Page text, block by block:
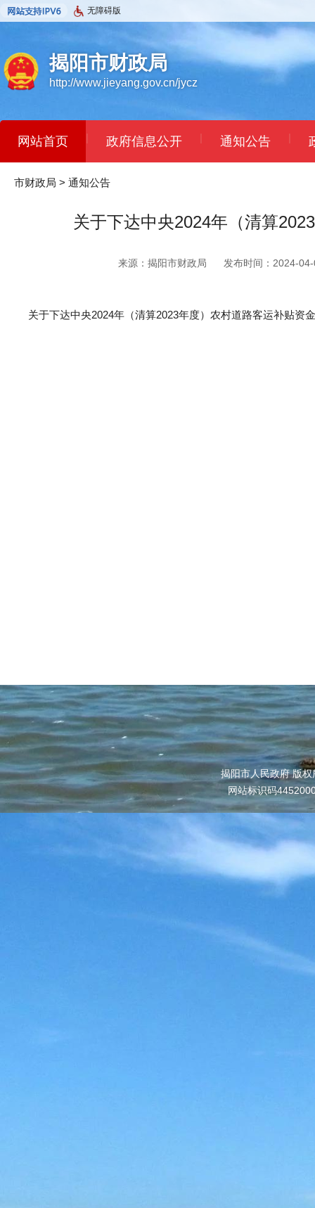
无障碍版
揭阳市财政局
http://www.jieyang.gov.cn/jycz
网站首页 | 政府信息公开 | 通知公告 |
市财政局 > 通知公告
关于下达中央2024年（清算
来源：揭阳市财政局 发布时间：2024-
关于下达中央2024年（清算2023年度）农村道路客运补贴资
揭阳市人民政府 版
网站标识码